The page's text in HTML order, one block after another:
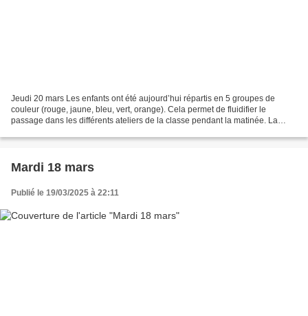
Jeudi 20 mars Les enfants ont été aujourd’hui répartis en 5 groupes de
couleur (rouge, jaune, bleu, vert, orange). Cela permet de fluidifier le
passage dans les différents ateliers de la classe pendant la matinée. La
Mardi 18 mars
Publié le 19/03/2025 à 22:11